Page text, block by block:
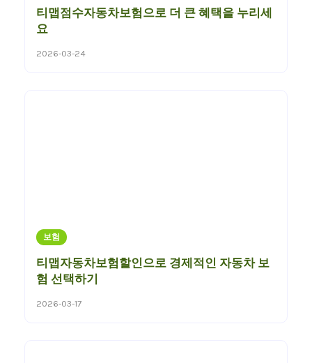
티맵점수자동차보험으로 더 큰 혜택을 누리세
요
2026-03-24
보험
티맵자동차보험할인으로 경제적인 자동차 보
험 선택하기
2026-03-17